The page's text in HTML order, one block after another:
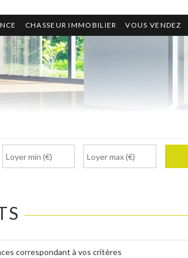
CHASSEUR IMMOBILIER VOUS VENDEZ
correspondant à vos critères